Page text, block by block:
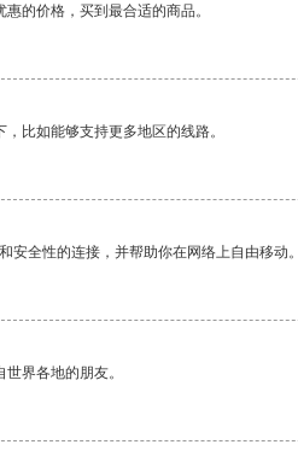
的价格，买到最合适的商品。
比如能够支持更多地区的线路。
全性的连接，并帮助你在网络上自由移动。
界各地的朋友。